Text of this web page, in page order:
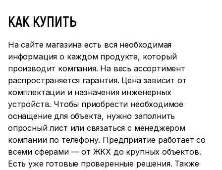
КАК КУПИТЬ
На сайте магазина есть вся необходимая
информация о каждом продукте, который
производит компания. На весь ассортимент
распространяется гарантия. Цена зависит от
комплектации и назначения инженерных
устройств. Чтобы приобрести необходимое
оснащение для объекта, нужно заполнить
опросный лист или связаться с менеджером
компании по телефону. Предприятие работает со
всеми сферами — от ЖКХ до крупных объектов.
Есть уже готовые проверенные решения. Также